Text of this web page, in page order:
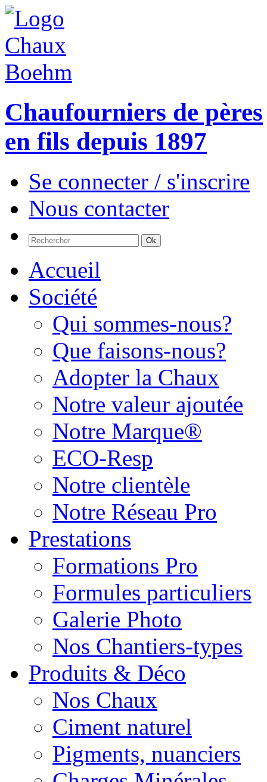
Chaufourniers de pères
en fils depuis 1897
Se connecter / s'inscrire
Nous contacter
Accueil
Société
Qui sommes-nous?
Que faisons-nous?
Adopter la Chaux
Notre valeur ajoutée
Notre Marque®
ECO-Resp
Notre clientèle
Notre Réseau Pro
Prestations
Formations Pro
Formules particuliers
Galerie Photo
Nos Chantiers-types
Produits & Déco
Nos Chaux
Ciment naturel
Pigments, nuanciers